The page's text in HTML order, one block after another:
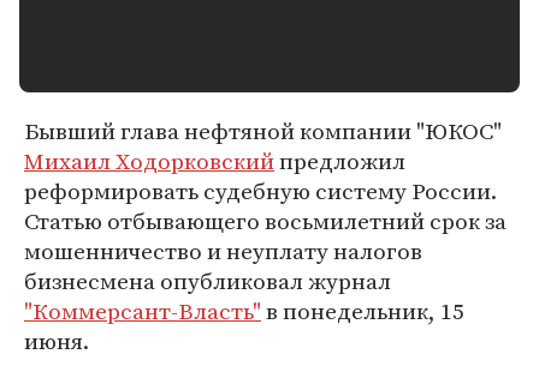
Бывший глава нефтяной компании "ЮКОС"
Михаил Ходорковскийпредложил
реформировать судебную систему России.
Статью отбывающего восьмилетний срок за
мошенничество и неуплату налогов
бизнесмена опубликовал журнал
"Коммерсант-Власть"в понедельник, 15
июня.